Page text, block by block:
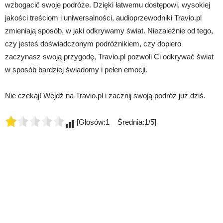
wzbogacić swoje podróże. Dzięki łatwemu dostępowi, wysokiej
jakości treściom i uniwersalności, audioprzewodniki Travio.pl
zmieniają sposób, w jaki odkrywamy świat. Niezależnie od tego,
czy jesteś doświadczonym podróżnikiem, czy dopiero
zaczynasz swoją przygodę, Travio.pl pozwoli Ci odkrywać świat
w sposób bardziej świadomy i pełen emocji.
Nie czekaj! Wejdź na Travio.pl i zacznij swoją podróż już dziś.
[Głosów:1 Średnia:1/5]